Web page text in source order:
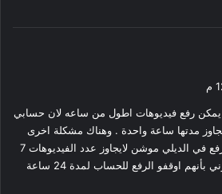
رفع فيديوهات اطول من ساعه لان حسابي
مدتها ساعة واحدة . وهناك مشكلة اخرى
عندما اقوم باستخدام rdp للرفع في الديلي موشن لايجاوز عدد الفيديوهات 7
او 8 وتضهر بعدها رسالة تخبرني بأنهم اوقفو الرفع للحساب لمدة 24 ساعة